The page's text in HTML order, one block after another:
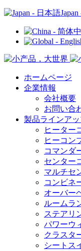
ホームページ
企業情報
会社概要
お問い合
製品ラインア
ヒーター
ヒーコン
コマンダ
センター
マルチセ
コンビネ
オーバー
ルームラ
ステアリ
パワーウ
クラスタ
シートス